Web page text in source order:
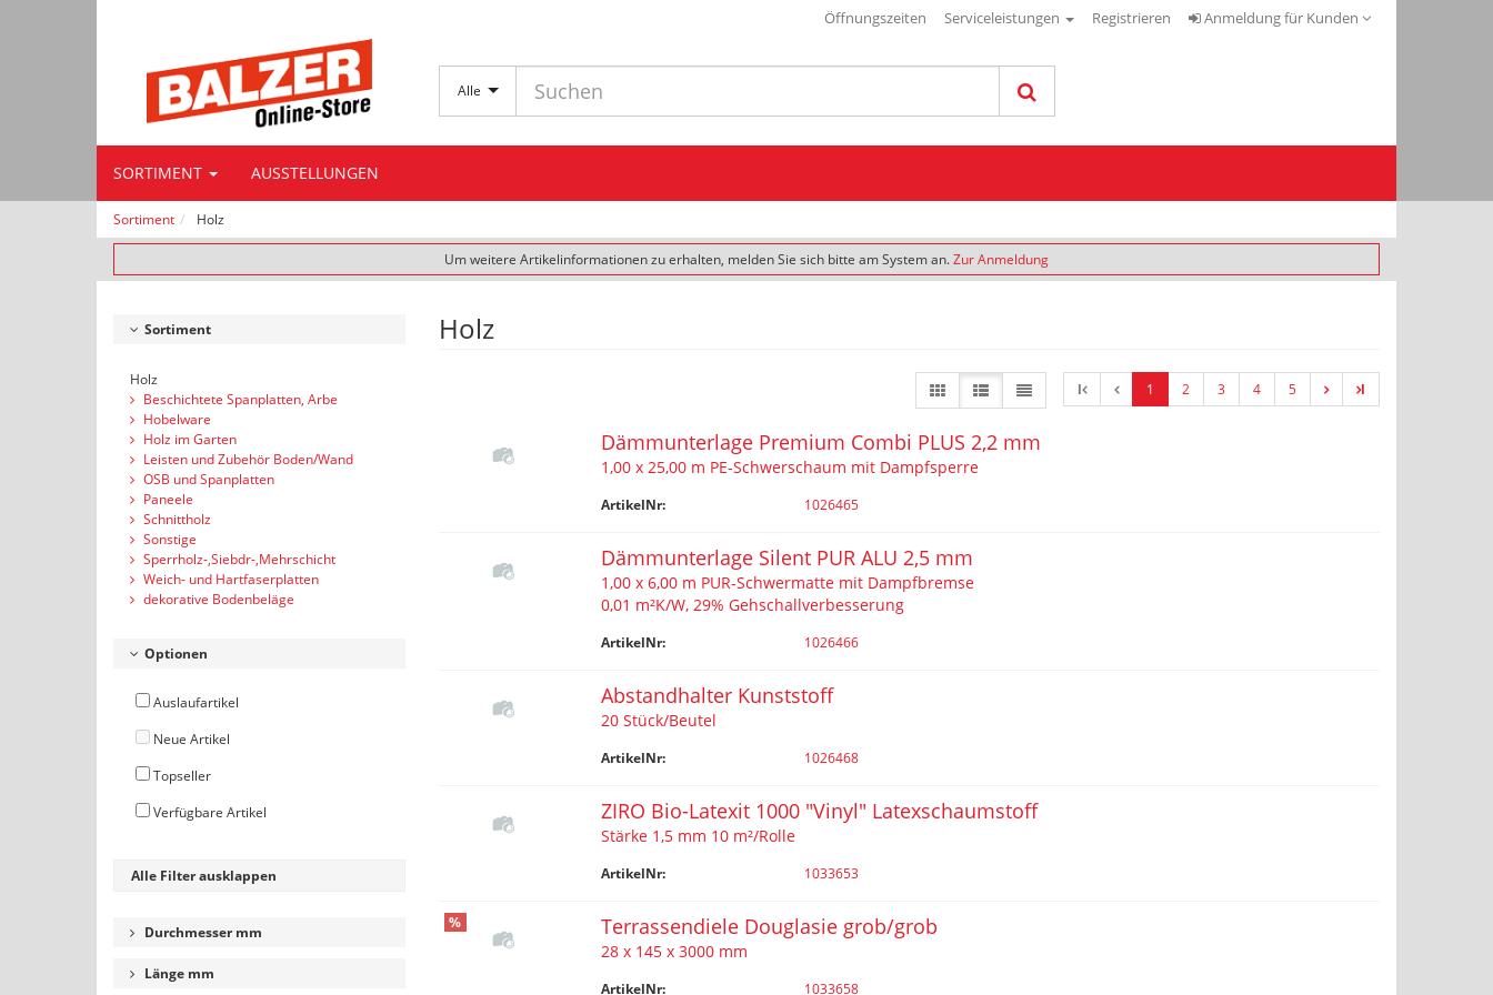
Öffnungszeiten Serviceleistungen Registrieren Anmeldung für Kunden
Alle
SORTIMENT AUSSTELLUNGEN
Sortiment Holz
Um weitere Artikelinformationen zu erhalten, melden Sie sich bitte am System an.Zur Anmeldung
Sortiment
Holz
Beschichtete Spanplatten, Arbe
Hobelware
Holz im Garten
Leisten und Zubehör Boden/Wand
OSB und Spanplatten
Paneele
Schnittholz
Sonstige
Sperrholz-,Siebdr-,Mehrschicht
Weich- und Hartfaserplatten
dekorative Bodenbeläge
Optionen
Auslaufartikel
Neue Artikel
Topseller
Verfügbare Artikel
Alle Filter ausklappen
Durchmesser mm
Länge mm
Holz
l 1 2 3 4 5 l
Dämmunterlage Premium Combi PLUS 2,2 mm
1,00 x 25,00 m PE-Schwerschaum mit Dampfsperre
ArtikelNr: 1026465
Dämmunterlage Silent PUR ALU 2,5 mm
1,00 x 6,00 m PUR-Schwermatte mit Dampfbremse
0,01 m²K/W, 29% Gehschallverbesserung
ArtikelNr: 1026466
Abstandhalter Kunststoff
20 Stück/Beutel
ArtikelNr: 1026468
ZIRO Bio-Latexit 1000 "Vinyl" Latexschaumstoff
Stärke 1,5 mm 10 m²/Rolle
ArtikelNr: 1033653
% Terrassendiele Douglasie grob/grob
28 x 145 x 3000 mm
ArtikelNr: 1033658